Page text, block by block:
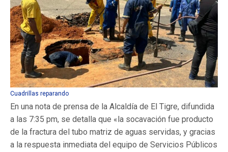
Cuadrillas reparando
En una nota de prensa de la Alcaldía de El Tigre, difundida
a las 7:35 pm, se detalla que «la socavación fue producto
de la fractura del tubo matriz de aguas servidas, y gracias
a la respuesta inmediata del equipo de Servicios Públicos